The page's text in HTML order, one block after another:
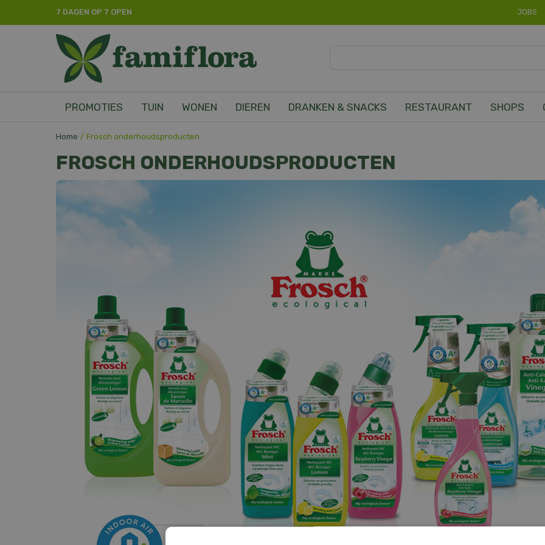
Home Frosch onderhoudsproducten
7 DAGEN OP 7 OPEN JOBS
PROMOTIES TUIN WONEN DIEREN DRANKEN & SNACKS RESTAURANT SHOPS
FROSCH ONDERHOUDSPRODUCTEN